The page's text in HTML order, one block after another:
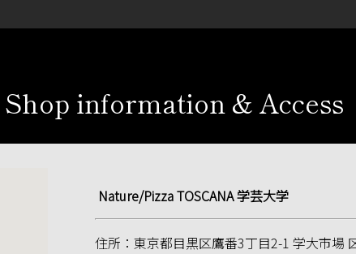
Shop information & Access
Nature/Pizza TOSCANA 学芸大学
住所：東京都目黒区鷹番3丁目2-1 学大市場